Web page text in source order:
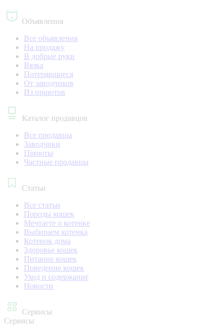
Объявления
Все объявления
На продажу
В добрые руки
Вязка
Потерявшиеся
От заводчиков
Из приютов
Каталог продавцов
Все продавцы
Заводчики
Приюты
Частные продавцы
Статьи
Все статьи
Породы кошек
Мечтаете о котенке
Выбираем котенка
Котенок дома
Здоровье кошек
Питание кошек
Поведение кошек
Уход и содержание
Новости
Сервисы
Сервисы